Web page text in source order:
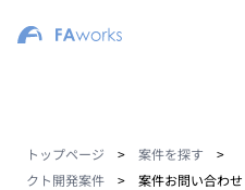
トップページ > 案件を探す >
クト開発案件
> 案件お問い合わせ